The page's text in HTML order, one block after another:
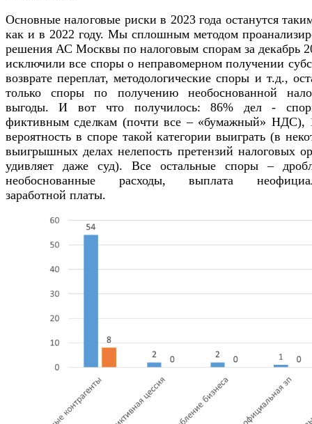
Основные налоговые риски в 2023 года останутся
как и в 2022 году. Мы сплошным методом
решения АС Москвы по налоговым спорам за декабрь
исключили все споры о неправомерном получении
возврате переплат, методологические споры и т.д.,
только споры по получению необоснованной
выгоды. И вот что получилось: 86% дел -
фиктивным сделкам (почти все – «бумажный» НДС),
вероятность в споре такой категории выиграть (в
выигрышных делах нелепость претензий налоговых
удивляет даже суд). Все остальные споры –
необоснованные расходы, выплата
заработной платы.